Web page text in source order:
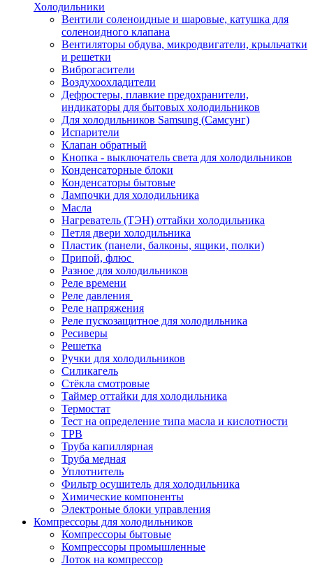
Холодильники
Вентили соленоидные и шаровые, катушка для
соленоидного клапана
Вентиляторы обдува, микродвигатели, крыльчатки
и решетки
Виброгасители
Воздухоохладители
Дефростеры, плавкие предохранители,
индикаторы для бытовых холодильников
Для холодильников Samsung (Самсунг)
Испарители
Клапан обратный
Кнопка - выключатель света для холодильников
Конденсаторные блоки
Конденсаторы бытовые
Лампочки для холодильника
Масла
Нагреватель (ТЭН) оттайки холодильника
Петля двери холодильника
Пластик (панели, балконы, ящики, полки)
Припой, флюс
Разное для холодильников
Реле времени
Реле давления
Реле напряжения
Реле пускозащитное для холодильника
Ресиверы
Решетка
Ручки для холодильников
Силикагель
Стёкла смотровые
Таймер оттайки для холодильника
Термостат
Тест на определение типа масла и кислотности
ТРВ
Труба капиллярная
Труба медная
Уплотнитель
Фильтр осушитель для холодильника
Химические компоненты
Электроные блоки управления
Компрессоры для холодильников
Компрессоры бытовые
Компрессоры промышленные
Лоток на компрессор